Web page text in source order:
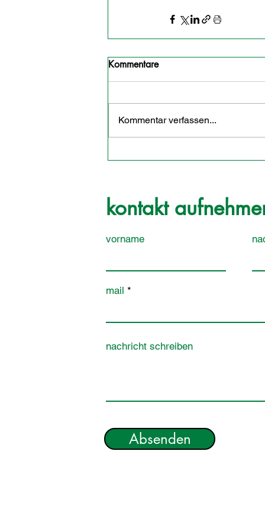
Kommentare
Kommentar verfassen...
kontakt
vorname
mail
nachricht schreiben
Absenden